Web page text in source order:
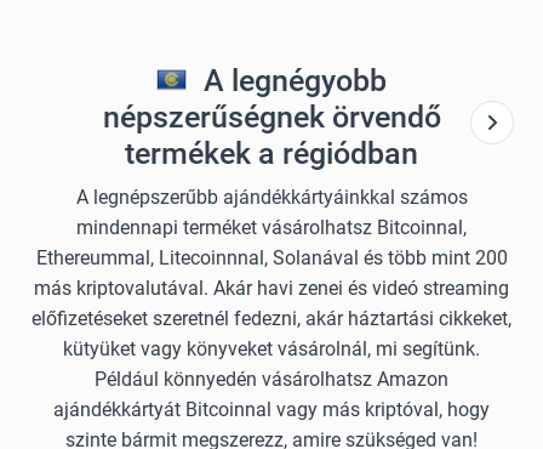
A legnégyobb
népszerűségnek örvendő
termékek a régiódban
A legnépszerűbb ajándékkártyáinkkal számos
mindennapi terméket vásárolhatsz Bitcoinnal,
Ethereummal, Litecoinnnal, Solanával és több mint 200
más kriptovalutával. Akár havi zenei és videó streaming
előfizetéseket szeretnél fedezni, akár háztartási cikkeket,
kütyüket vagy könyveket vásárolnál, mi segítünk.
Például könnyedén vásárolhatsz Amazon
ajándékkártyát Bitcoinnal vagy más kriptóval, hogy
szinte bármit megszerezz, amire szükséged van!